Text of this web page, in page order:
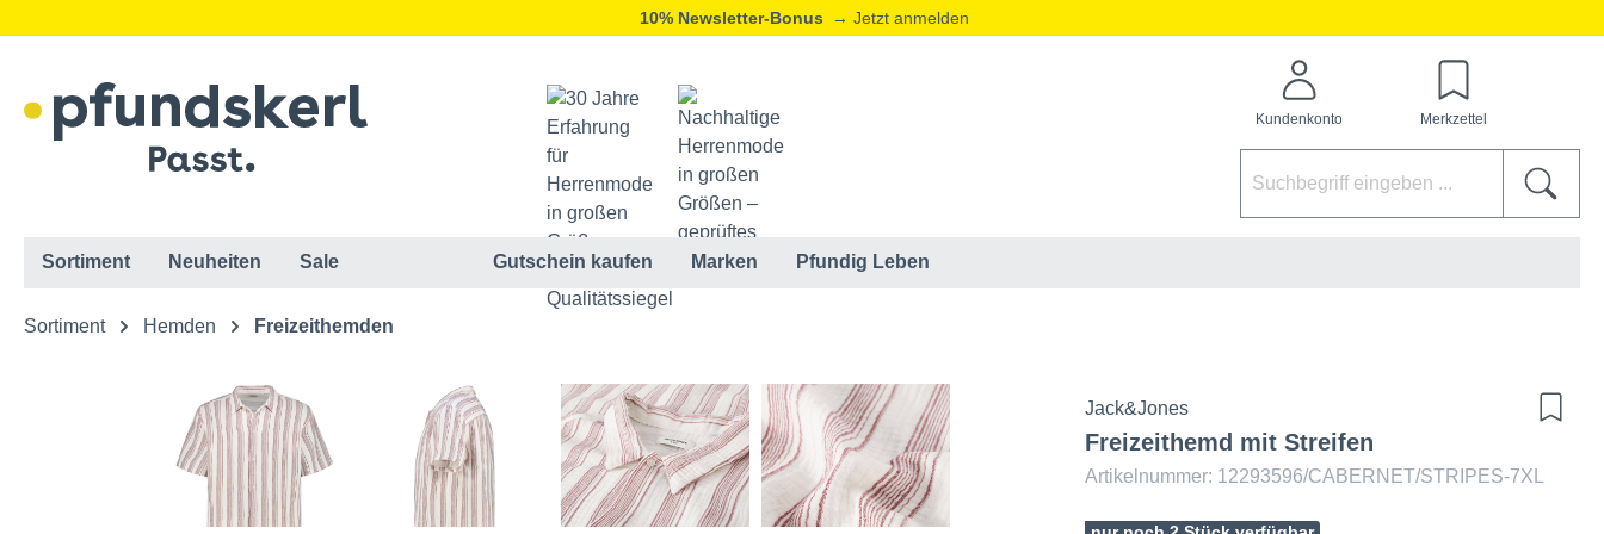
10% Newsletter-Bonus → Jetzt anmelden
Kundenkonto Merkzettel
Sortiment Neuheiten Sale Gutschein kaufen Marken Pfundig Leben
Sortiment Hemden Freizeithemden
Jack&Jones
Freizeithemd mit Streifen
Artikelnummer: 12293596/CABERNET/STRIPES-7XL